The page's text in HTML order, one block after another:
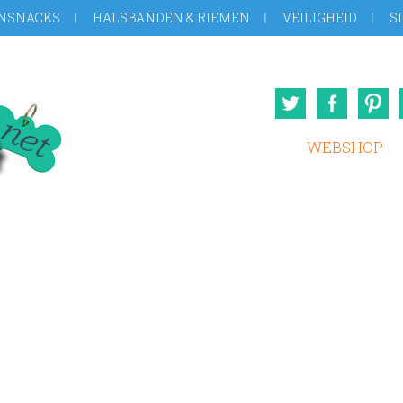
HALSBANDEN & RIEMEN VEILIGHEID
Twitter
WEBSHOP